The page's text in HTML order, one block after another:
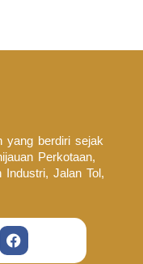
yang berdiri sejak
Perkotaan,
Industri, Jalan Tol,